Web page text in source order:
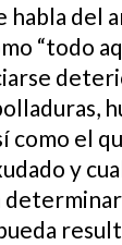
habla del
“todo
como el
y